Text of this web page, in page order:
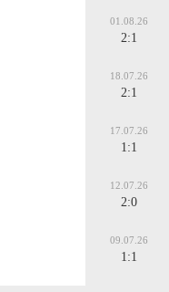
01.08.26
2:1
18.07.26
2:1
17.07.26
1:1
12.07.26
2:0
09.07.26
1:1